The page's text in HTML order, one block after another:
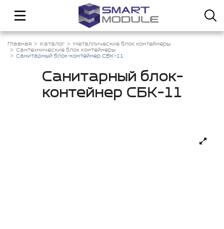
Главная Каталог
Металлические блок контейнеры
Сантехнические блок контейнеры
Санитарный блок-контейнер СБК-11
Санитарный блок-
контейнер СБК-11